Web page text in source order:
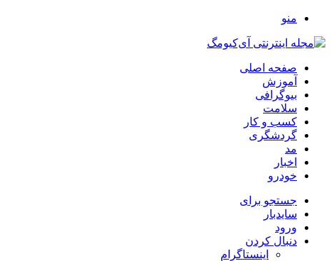
منو
صفحه اصلی
آموزش
بیوگرافی
سلامت
کسب و کار
گردشگری
مد
اخبار
خودرو
جستجو برای
سایدبار
ورود
دنبال کردن
اینستاگرام